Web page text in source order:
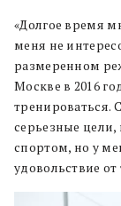
«Долгое время
меня не
размеренном
Москве в 2016
тренироваться.
серьезные цели,
спортом, но у
удовольствие